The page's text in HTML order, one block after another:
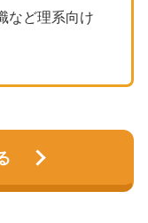
など理系向け
る